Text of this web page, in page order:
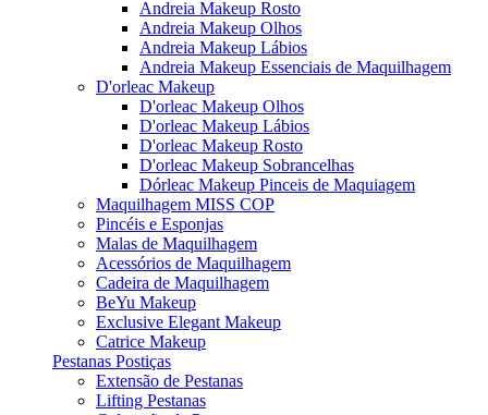
Andreia Makeup Rosto
Andreia Makeup Olhos
Andreia Makeup Lábios
Andreia Makeup Essenciais de Maquilhagem
D'orleac Makeup
D'orleac Makeup Olhos
D'orleac Makeup Lábios
D'orleac Makeup Rosto
D'orleac Makeup Sobrancelhas
Dórleac Makeup Pinceis de Maquiagem
Maquilhagem MISS COP
Pincéis e Esponjas
Malas de Maquilhagem
Acessórios de Maquilhagem
Cadeira de Maquilhagem
BeYu Makeup
Exclusive Elegant Makeup
Catrice Makeup
Pestanas Postiças
Extensão de Pestanas
Lifting Pestanas